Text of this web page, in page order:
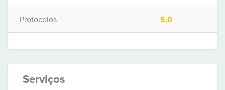
Protocolos 5,0
Serviços